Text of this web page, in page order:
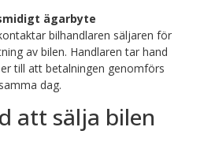
ägarbyte
bilhandlaren säljaren för
av bilen. Handlaren tar hand
till att betalningen genomförs
dag.
att sälja bilen